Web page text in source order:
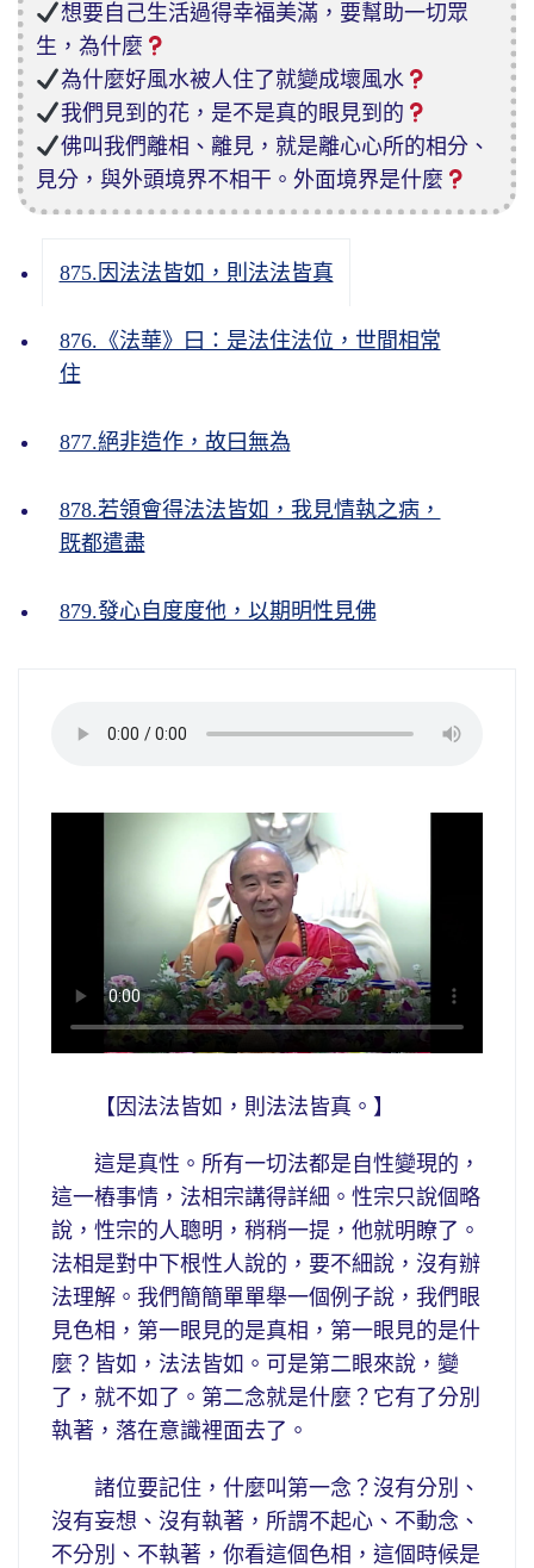
想要自己生活過得幸福美滿，要幫助一切眾
生，為什麼
為什麼好風水被人住了就變成壞風水
我們見到的花，是不是真的眼見到的
佛叫我們離相、離見，就是離心心所的相分、
見分，與外頭境界不相干。外面境界是什麼
875.因法法皆如，則法法皆真
876.《法華》曰：是法住法位，世間相常
住
877.絕非造作，故曰無為
878.若領會得法法皆如，我見情執之病，
既都遣盡
879.發心自度度他，以期明性見佛
【因法法皆如，則法法皆真。】
這是真性。所有一切法都是自性變現的，
這一樁事情，法相宗講得詳細。性宗只說個略
說，性宗的人聰明，稍稍一提，他就明瞭了。
法相是對中下根性人說的，要不細說，沒有辦
法理解。我們簡簡單單舉一個例子說，我們眼
見色相，第一眼見的是真相，第一眼見的是什
麼？皆如，法法皆如。可是第二眼來說，變
了，就不如了。第二念就是什麼？它有了分別
執著，落在意識裡面去了。
諸位要記住，什麼叫第一念？沒有分別、
沒有妄想、沒有執著，所謂不起心、不動念、
不分別、不執著，你看這個色相，這個時候是